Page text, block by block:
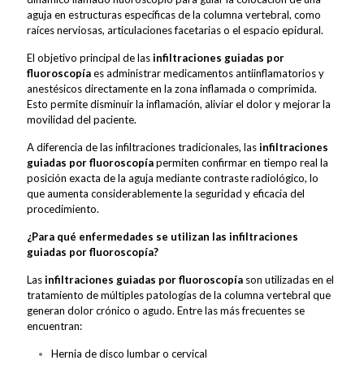
aguja en estructuras específicas de la columna vertebral, como
raíces nerviosas, articulaciones facetarias o el espacio epidural.
El objetivo principal de lasinfiltraciones guiadas por
fluoroscopíaes administrar medicamentos antiinflamatorios y
anestésicos directamente en la zona inflamada o comprimida.
Esto permite disminuir la inflamación, aliviar el dolor y mejorar la
movilidad del paciente.
A diferencia de las infiltraciones tradicionales, lasinfiltraciones
guiadas por fluoroscopíapermiten confirmar en tiempo real la
posición exacta de la aguja mediante contraste radiológico, lo
que aumenta considerablemente la seguridad y eficacia del
procedimiento.
¿Para qué enfermedades se utilizan las infiltraciones
guiadas por fluoroscopía?
Lasinfiltraciones guiadas por fluoroscopía son utilizadas en el
tratamiento de múltiples patologías de la columna vertebral que
generan dolor crónico o agudo. Entre las más frecuentes se
encuentran:
Hernia de disco lumbar o cervical